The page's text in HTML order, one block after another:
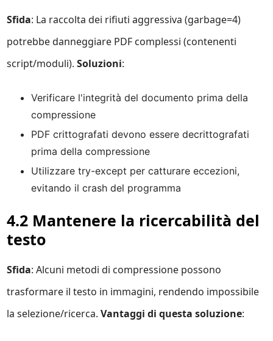
Sfida: La raccolta dei rifiuti aggressiva (garbage=4)
potrebbe danneggiare PDF complessi (contenenti
script/moduli).Soluzioni:
Verificare l'integrità del documento prima della
compressione
PDF crittografati devono essere decrittografati
prima della compressione
Utilizzare try-except per catturare eccezioni,
evitando il crash del programma
4.2 Mantenere la ricercabilità del
testo
Sfida: Alcuni metodi di compressione possono
trasformare il testo in immagini, rendendo impossibile
la selezione/ricerca.Vantaggi di questa soluzione: